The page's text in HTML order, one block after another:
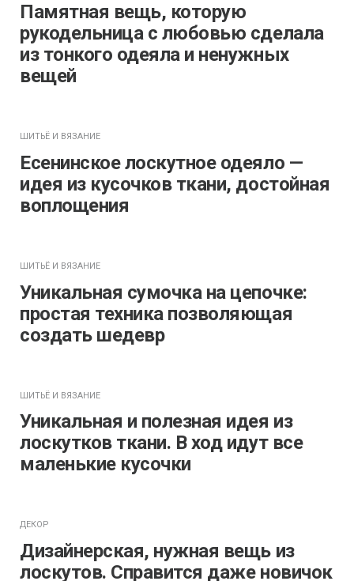
Памятная вещь, которую
рукодельница с любовью сделала
из тонкого одеяла и ненужных
вещей
ШИТЬЁ И ВЯЗАНИЕ
Есенинское лоскутное одеяло —
идея из кусочков ткани, достойная
воплощения
ШИТЬЁ И ВЯЗАНИЕ
Уникальная сумочка на цепочке:
простая техника позволяющая
создать шедевр
ШИТЬЁ И ВЯЗАНИЕ
Уникальная и полезная идея из
лоскутков ткани. В ход идут все
маленькие кусочки
ДЕКОР
Дизайнерская, нужная вещь из
лоскутов. Справится даже новичок